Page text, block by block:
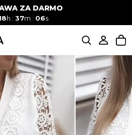
ZA DARMO
h :37m : 05s